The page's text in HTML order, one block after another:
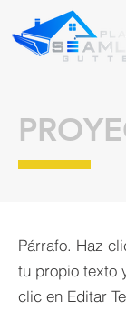
Párrafo. Haz
tu propio texto
clic en Editar